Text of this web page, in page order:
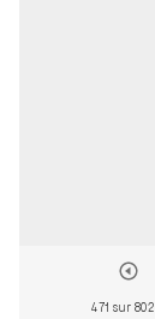
471 sur 802